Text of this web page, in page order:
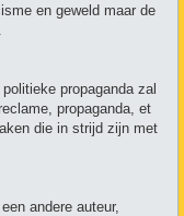
en geweld maar de
propaganda zal
propaganda, et
die in strijd zijn met
andere auteur,